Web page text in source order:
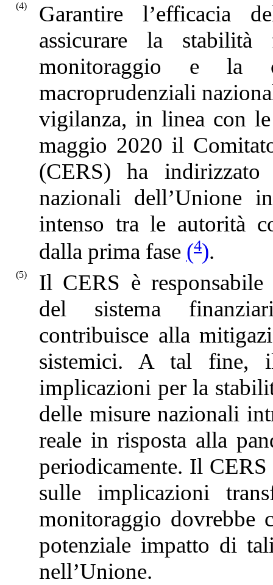
(4)
Garantire l’efficacia
assicurare la stabilità
monitoraggio e la
macroprudenziali
vigilanza, in linea con
maggio 2020 il
(CERS) ha
nazionali dell’Unione
intenso tra le autorità
dalla prima fase (4).
(5)
Il CERS è responsabile
del sistema
contribuisce alla
sistemici. A tal fine,
implicazioni per la
delle misure nazionali
reale in risposta alla
periodicamente. Il
sulle implicazioni
monitoraggio dovrebbe
potenziale impatto di
nell’Unione.